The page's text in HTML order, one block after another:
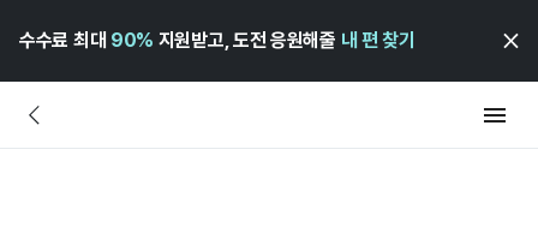
수수료 최대 90% 지원받고, 도전 응원해줄 내 편 찾기